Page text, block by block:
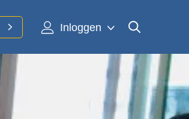
Inloggen